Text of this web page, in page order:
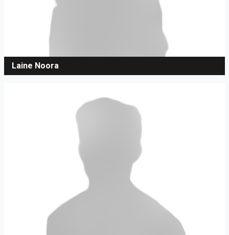
Laine Noora